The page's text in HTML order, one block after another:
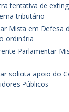
tentativa de
tributário
Mista em Defesa
ordinária
Parlamentar
solicita apoio do
Públicos